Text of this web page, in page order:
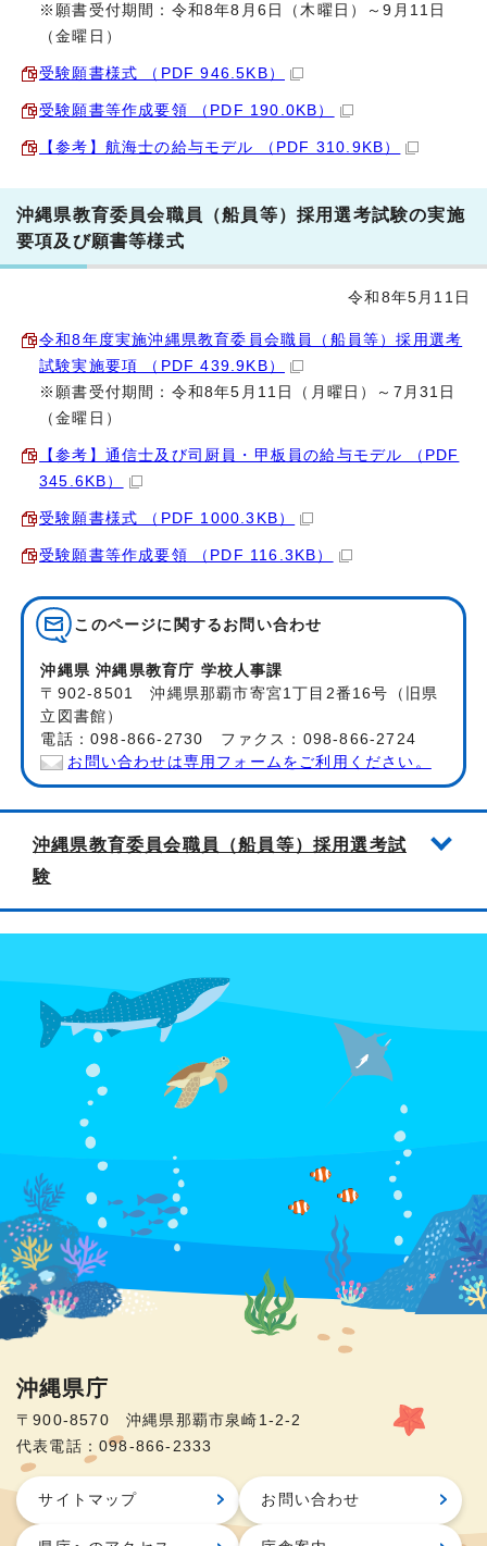
※願書受付期間：令和8年8月6日（木曜日）～9月11日
（金曜日）
受験願書様式 （PDF 946.5KB）
受験願書等作成要領 （PDF 190.0KB）
【参考】航海士の給与モデル （PDF 310.9KB）
沖縄県教育委員会職員（船員等）採用選考試験の実施
要項及び願書等様式
令和8年5月11日
令和8年度実施沖縄県教育委員会職員（船員等）採用選考
試験実施要項 （PDF 439.9KB）
※願書受付期間：令和8年5月11日（月曜日）～7月31日
（金曜日）
【参考】通信士及び司厨員・甲板員の給与モデル （PDF
345.6KB）
受験願書様式 （PDF 1000.3KB）
受験願書等作成要領 （PDF 116.3KB）
このページに関する お問い合わせ
沖縄県 沖縄県教育庁 学校人事課
〒902-8501 沖縄県那覇市寄宮1丁目2番16号（旧県
立図書館）
電話：098-866-2730 ファクス：098-866-2724
お問い合わせは専用フォームをご利用ください。
沖縄県教育委員会職員（船員等）採用選考試
験
沖縄県庁
〒900-8570 沖縄県那覇市泉崎1-2-2
代表電話：098-866-2333
サイトマップ お問い合わせ